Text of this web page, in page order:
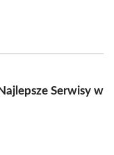
Serwisy w